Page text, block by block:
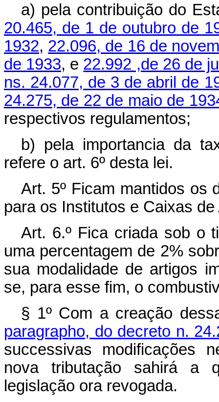
a) pela contribuição do
20.465, de 1 de outubro de
1932, 22.096, de 16 de
de 1933, e 22.992 ,de 26 de
ns. 24.077, de 3 de abril de
24.275, de 22 de maio de
respectivos regulamentos;
b) pela importancia da
refere o art. 6º desta lei.
Art. 5º Ficam mantidos os
para os Institutos e Caixas
Art. 6.º Fica criada sob o
uma percentagem de 2%
sua modalidade de artigos
se, para esse fim, o
§ 1º Com a creação
paragrapho, do decreto n.
successivas modificações
nova tributação sahirá a
legislação ora revogada.